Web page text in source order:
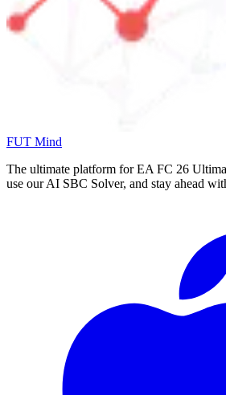
FUT Mind
The ultimate platform for EA FC 26
use our AI SBC Solver, and stay ahead